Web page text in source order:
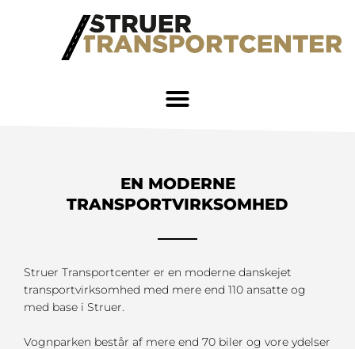
EN MODERNE
TRANSPORTVIRKSOMHED
Struer Transportcenter er en moderne danskejet
transportvirksomhed med mere end 110 ansatte og
med base i Struer.
Vognparken består af mere end 70 biler og vore ydelser